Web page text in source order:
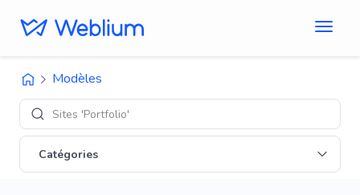
Modèles
Sites 'Portfolio'
Catégories